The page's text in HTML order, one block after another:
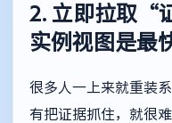
2. 立即拉取“
实例视图是最
很多人一上来就重装
有把证据抓住，就很